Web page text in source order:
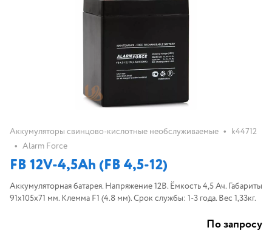
Аккумуляторы свинцово-кислотные необслуживаемые • k44712
• Alarm Force
FB 12V-4,5Ah (FB 4,5-12)
Аккумуляторная батарея. Напряжение 12В. Ёмкость 4,5 Ач. Габариты
91х105х71 мм. Клемма F1 (4.8 мм). Срок службы: 1-3 года. Вес 1,33кг.
По запросу